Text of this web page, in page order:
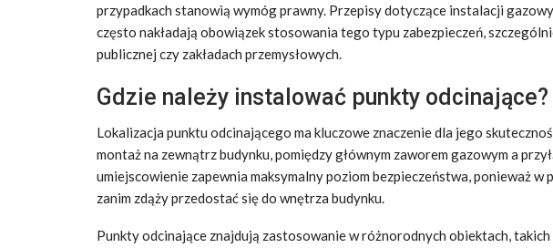
przypadkach stanowią wymóg prawny. Przepisy dotyczące instalacji
często nakładają obowiązek stosowania tego typu zabezpieczeń,
publicznej czy zakładach przemysłowych.
Gdzie należy instalować punkty odcinające?
Lokalizacja punktu odcinającego ma kluczowe znaczenie dla jego
montaż na zewnątrz budynku, pomiędzy głównym zaworem gazowym a
umiejscowienie zapewnia maksymalny poziom bezpieczeństwa, ponieważ
zanim zdąży przedostać się do wnętrza budynku.
Punkty odcinające znajdują zastosowanie w różnorodnych obiektach, takich